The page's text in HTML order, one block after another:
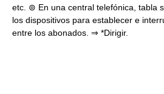
etc. ⊚ En una central telefónica, tabla
los dispositivos para establecer e
entre los abonados. ⇒ *Dirigir.